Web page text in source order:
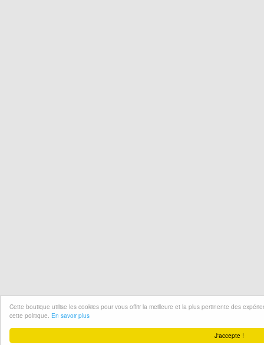
J'accepte !
Cette boutique utilise les cookies pour vous offrir la meilleure et la plus pertinente des
cette politique. En savoir plus